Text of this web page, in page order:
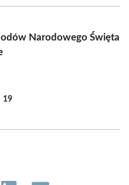
Narodowego Święta
19